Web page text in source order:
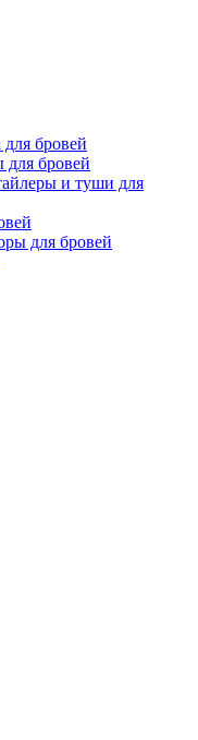
бровей
бровей
и туши для
для бровей